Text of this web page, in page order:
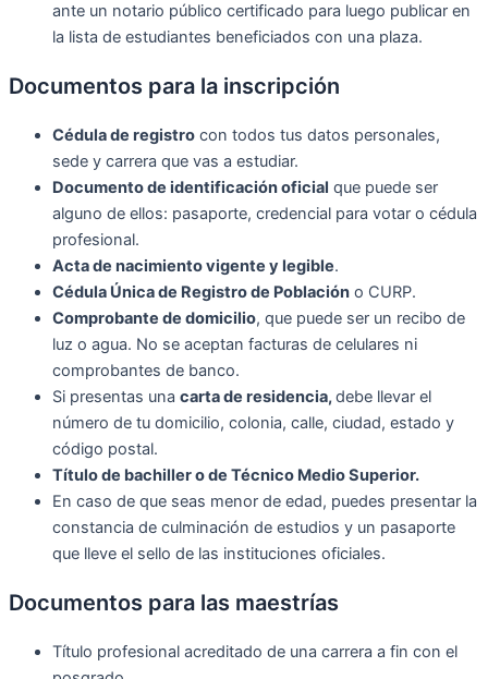
ante un notario público certificado para luego publicar en
la lista de estudiantes beneficiados con una plaza.
Documentos para la inscripción
Cédula de registro con todos tus datos personales,
sede y carrera que vas a estudiar.
Documento de identificación oficial que puede ser
alguno de ellos: pasaporte, credencial para votar o cédula
profesional.
Acta de nacimiento vigente y legible.
Cédula Única de Registro de Población o CURP.
Comprobante de domicilio, que puede ser un recibo de
luz o agua. No se aceptan facturas de celulares ni
comprobantes de banco.
Si presentas una carta de residencia,debe llevar el
número de tu domicilio, colonia, calle, ciudad, estado y
código postal.
Título de bachiller o de Técnico Medio Superior.
En caso de que seas menor de edad, puedes presentar la
constancia de culminación de estudios y un pasaporte
que lleve el sello de las instituciones oficiales.
Documentos para las maestrías
Título profesional acreditado de una carrera a fin con el